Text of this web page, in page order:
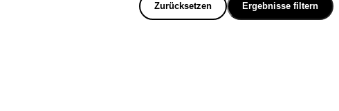
Zurücksetzen Ergebnisse filtern